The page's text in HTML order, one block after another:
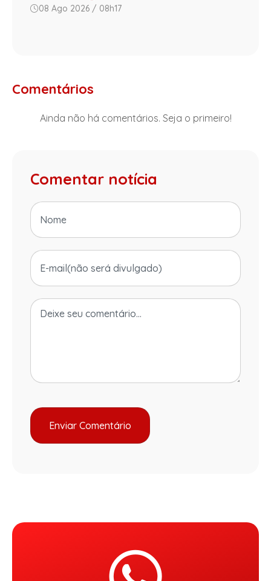
08 Ago 2026 / 08h17
Comentários
Ainda não há comentários. Seja o primeiro!
Comentar notícia